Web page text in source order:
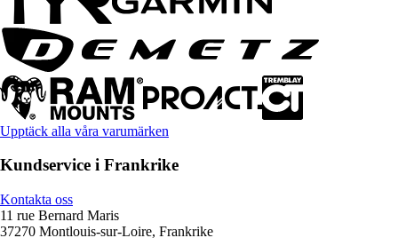
Upptäck alla våra varumärken
Kundservice i Frankrike
Kontakta oss
11 rue Bernard Maris
37270 Montlouis-sur-Loire, Frankrike